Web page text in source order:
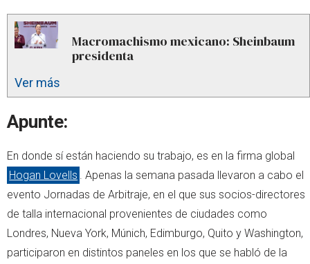
Macromachismo mexicano: Sheinbaum
presidenta
Ver más
Apunte:
En donde sí están haciendo su trabajo, es en la firma global
Hogan Lovells . Apenas la semana pasada llevaron a cabo el
evento Jornadas de Arbitraje, en el que sus socios-directores
de talla internacional provenientes de ciudades como
Londres, Nueva York, Múnich, Edimburgo, Quito y Washington,
participaron en distintos paneles en los que se habló de la